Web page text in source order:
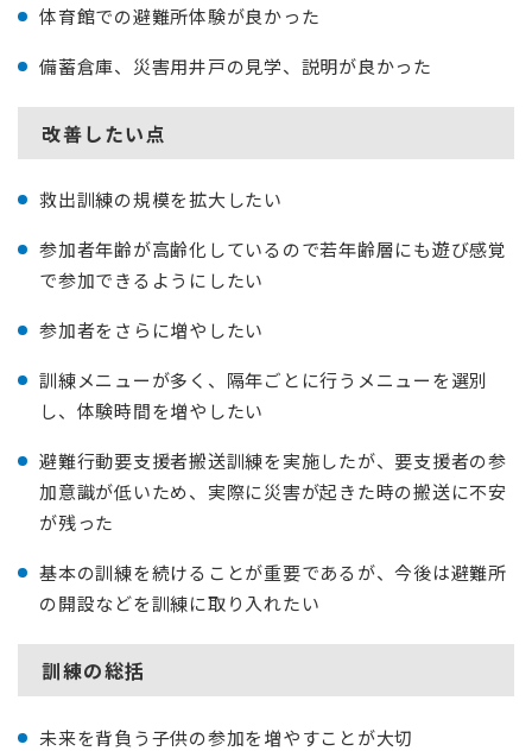
体育館での避難所体験が良かった
備蓄倉庫、災害用井戸の見学、説明が良かった
改善したい点
救出訓練の規模を拡大したい
参加者年齢が高齢化しているので若年齢層にも遊び感覚
で参加できるようにしたい
参加者をさらに増やしたい
訓練メニューが多く、隔年ごとに行うメニューを選別
し、体験時間を増やしたい
避難行動要支援者搬送訓練を実施したが、要支援者の参
加意識が低いため、実際に災害が起きた時の搬送に不安
が残った
基本の訓練を続けることが重要であるが、今後は避難所
の開設などを訓練に取り入れたい
訓練の総括
未来を背負う子供の参加を増やすことが大切